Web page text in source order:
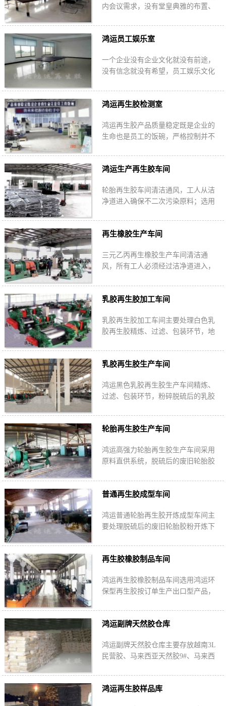
内会议需求，没有堂皇典雅的布置、
唯一的追求。
鸿运员工娱乐室
一个企业没有企业文化就没有前途，
没有信念就没有希望，员工娱乐文化
增强员工凝聚力、自豪感的重要途
径。
鸿运再生胶检测室
鸿运再生胶产品质量稳定既是企业的
生命也是员工的饭碗，严格控制并不
一道流程，保证产品无瑕疵。
鸿运生产再生胶车间
轮胎再生胶车间清洁通风，工人从洁
净道进入确保不二次污染原料；选用
ROHS认证产品。
再生橡胶生产车间
三元乙丙再生橡胶生产车间清洁通
风，所有工人必须经过洁净道进入，
元乙丙胶为主要原料经过分类粉碎脱
硫过滤成型。
乳胶再生胶加工车间
乳胶再生胶加工车间主要处理白色乳
胶再生胶精炼、过滤、包装环节，地
统一回收存放，下线后通过金属检测
仪再包装。
乳胶再生胶生产车间
鸿运黑色乳胶再生胶生产车间精炼、
过滤、包装环节，粉碎脱硫后的乳胶
轮胎再生胶生产车间
鸿运高强力轮胎再生胶生产车间采用
原料直供系统，脱硫后的废旧轮胎胶
从源头控制生产过程不发生交叉污
染。
普通再生胶成型车间
鸿运普通轮胎再生胶开炼成型车间主
要处理脱硫后的废旧轮胎胶粉开炼下
确保产品数量与重量相符。
再生胶橡胶制品车间
鸿运再生胶橡胶制品车间选用鸿运环
保型再生胶按订单生产出口型产品，
反复试验。
鸿运副牌天然胶仓库
鸿运副牌天然胶仓库主要存放越南3L
民营胶、马来西亚天然胶9#、马来西
出仓单。
鸿运再生胶样品库